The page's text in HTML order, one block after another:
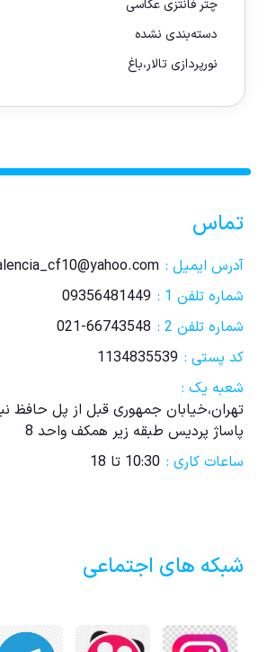
چتر فانتزی عکاسی
دسته‌بندی نشده
نورپردازی تالار،باغ
تماس
آدرس ایمیل :
شماره تلفن 1 :
09356481449
شماره تلفن 2 :
021-66743548
کد پستی : 1134835539
شعبه یک :
تهران،خیابان جمهوری قبل از پل حافظ
پاساژ پردیس طبقه زیر همکف واحد 8
ساعات کاری : 10:30 تا 18
شبکه های اجتماعی